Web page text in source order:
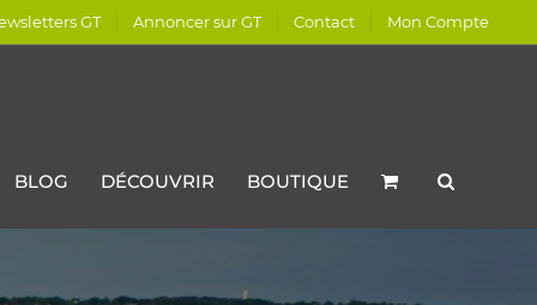
GT Annoncer sur GT Contact Mon Compte
BLOG DÉCOUVRIR BOUTIQUE